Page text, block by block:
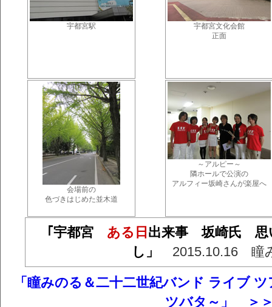
宇都宮駅
宇都宮文化会館
正面
会場前の
色づきはじめた並木道
～アルピー～
隣ホールで公演の
アルフィー坂崎さんが楽屋へ
｢宇都宮 ある日 出来事 坂崎氏 思
し」
2015.10.16 瞳
「瞳みのる＆二十二世紀バンド ライブ
ツバタ～」 ＞